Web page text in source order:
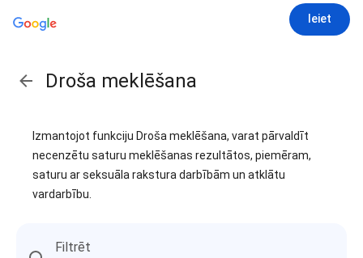
Ieiet
Droša meklēšana
Izmantojot funkciju Droša meklēšana, varat pārvaldīt
necenzētu saturu meklēšanas rezultātos, piemēram,
saturu ar seksuāla rakstura darbībām un atklātu
vardarbību.
Filtrēt